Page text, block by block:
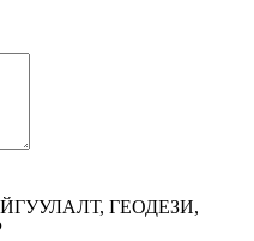
ГЕОДЕЗИ,